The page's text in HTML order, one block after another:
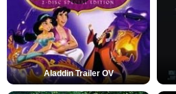
Aladdin Trailer OV